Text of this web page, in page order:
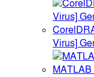
Virus]